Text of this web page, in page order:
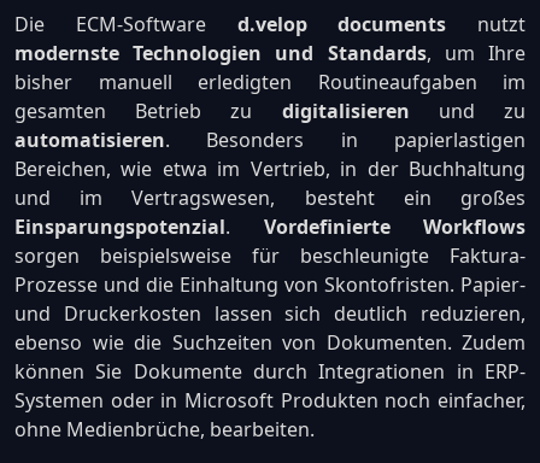
Die ECM-Software d.velop documents nutzt
modernste Technologien und Standards, um Ihre
bisher manuell erledigten Routineaufgaben im
gesamten Betrieb zu digitalisieren und zu
automatisieren. Besonders in papierlastigen
Bereichen, wie etwa im Vertrieb, in der Buchhaltung
und im Vertragswesen, besteht ein großes
Einsparungspotenzial. Vordefinierte Workflows
sorgen beispielsweise für beschleunigte Faktura-
Prozesse und die Einhaltung von Skontofristen. Papier-
und Druckerkosten lassen sich deutlich reduzieren,
ebenso wie die Suchzeiten von Dokumenten. Zudem
können Sie Dokumente durch Integrationen in ERP-
Systemen oder in Microsoft Produkten noch einfacher,
ohne Medienbrüche, bearbeiten.